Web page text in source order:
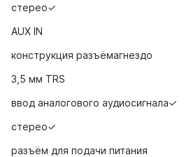
стерео✓
AUX IN
конструкция разъёмагнездо
3,5 мм TRS
ввод аналогового аудиосигнала✓
стерео✓
разъём для подачи питания